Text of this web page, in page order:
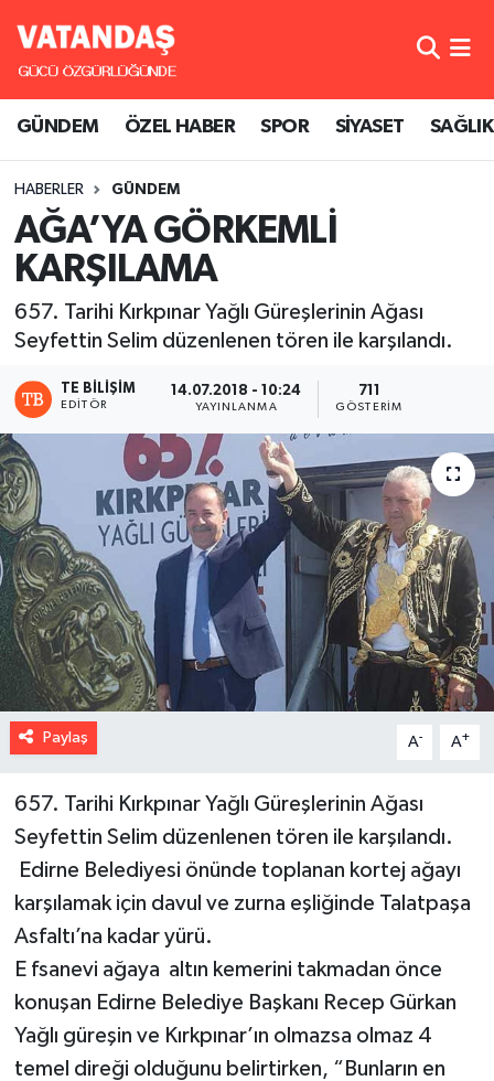
GÜNDEM ÖZEL HABER SPOR SİYASET SAĞLIK
HABERLER GÜNDEM
AĞA’YA GÖRKEMLİ
KARŞILAMA
657. Tarihi Kırkpınar Yağlı Güreşlerinin Ağası
Seyfettin Selim düzenlenen tören ile karşılandı.
TE BILIŞIM
EDITÖR
14.07.2018 - 10:24
YAYINLANMA
711
GÖSTERIM
Paylaş A- A+
657. Tarihi Kırkpınar Yağlı Güreşlerinin Ağası
Seyfettin Selim düzenlenen tören ile karşılandı.
Edirne Belediyesi önünde toplanan kortej ağayı
karşılamak için davul ve zurna eşliğinde Talatpaşa
Asfaltı’na kadar yürü.
E fsanevi ağaya altın kemerini takmadan önce
konuşan Edirne Belediye Başkanı Recep Gürkan
Yağlı güreşin ve Kırkpınar’ın olmazsa olmaz 4
temel direği olduğunu belirtirken, “Bunların en
GÜNDEM
SPOR
SİYASET
SAĞLIK
Hava Durumu
Süper Lig Puan Durumu ve Fikstür
Tüm Manşetler
Son Dakika Haberleri